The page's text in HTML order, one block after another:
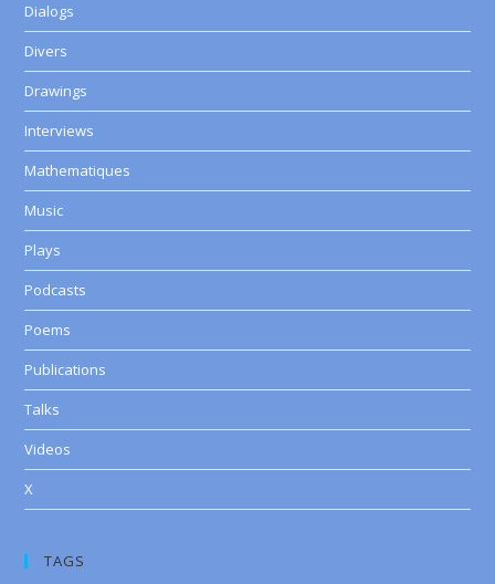
Dialogs
Divers
Drawings
Interviews
Mathematiques
Music
Plays
Podcasts
Poems
Publications
Talks
Videos
X
TAGS